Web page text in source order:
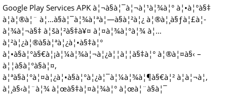
Google Play Services APK à¦¬à§à¦¯à¦¬à¦¹à¦¾à¦° à¦•à¦°à§‡
à¦à¦®à¦¨ à¦…à§à¦¯à¦¾à¦ªà¦—à§à¦²à¦¿ à¦®à¦¸à§ƒà¦£à¦­
à¦¾à¦¬à§‡ à¦šà¦²à§‡à¥¤ à¦¤à¦¾à¦°à¦¾ à¦…
à¦²à¦¿à¦®à§à¦ªà¦¿à¦•à§‡à¦°
à¦•à§à¦°à§€à¦¡à¦¼à¦¾à¦¬à¦¿à¦¦à¦¦à§‡à¦° à¦®à¦¤à§‹ –
à¦¦à§à¦°à§à¦¤,
à¦ªà§à¦°à¦¤à¦¿à¦•à§à¦°à¦¿à¦¯à¦¼à¦¾à¦¶à§€à¦² à¦à¦¬à¦‚
à¦¸à§‹à¦¨à¦¾ à¦œà§‡à¦¤à¦¾à¦° à¦œà¦¨à§à¦¯